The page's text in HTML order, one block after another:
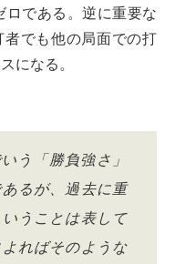
ロである。逆に重要な
でも他の局面での打
になる。
う「勝負強さ」
るが、過去に重
うことは表して
ればそのような